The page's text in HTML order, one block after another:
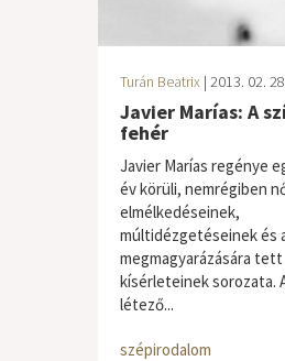
Turán Beatrix | 2013. 02.
Javier Marías: A
fehér
Javier Marías regénye
év körüli, nemrégiben
elmélkedéseinek,
múltidézgetéseinek és
megmagyarázására tett
kísérleteinek sorozata.
létező...
szépirodalom